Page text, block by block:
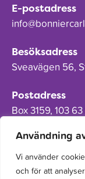
Användning
Vi använder
och för att
E-postadress
Besöksadress
Sveavägen 56,
Postadress
Box 3159, 103